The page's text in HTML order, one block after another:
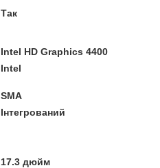
Так
Intel HD Graphics 4400
Intel
SMA
Інтегрований
17.3 дюйм